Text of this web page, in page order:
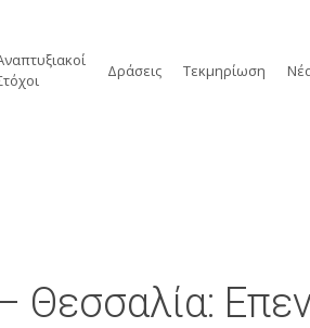
Δράσεις Τεκμηρίωση
Θεσσαλία: